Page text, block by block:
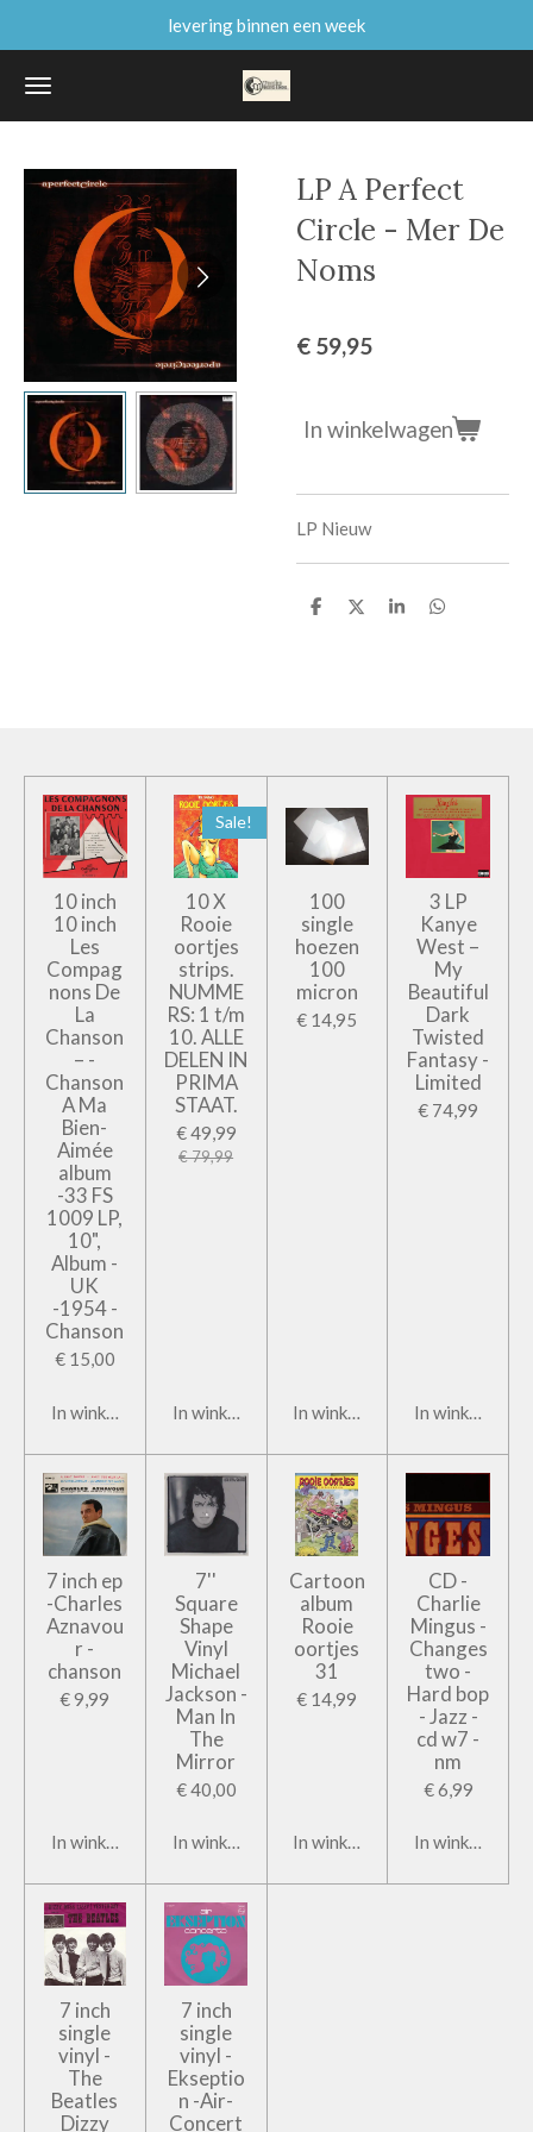
naar
de
levering binnen een week
LP A Perfect
Circle - Mer De
Noms
€ 59,95
In winkelwagen
LP Nieuw
D
D
S
D
10 inch
10 inch
Les
Compag
nons De
La
Chanson
– -
Chanson
A Ma
Bien-
Aimée
album
-33 FS
1009 LP,
10",
Album -
UK
-1954 -
Chanson
€ 15,00
In winkelwagen
Sale!
10 X
Rooie
oortjes
strips.
NUMME
RS: 1 t/m
10. ALLE
DELEN IN
PRIMA
STAAT.
€ 49,99
€ 79,99
In winkelwagen
100
single
hoezen
100
micron
€ 14,95
In winkelwagen
3 LP
Kanye
West –
My
Beautiful
Dark
Twisted
Fantasy -
Limited
€ 74,99
In
7 inch ep
-Charles
Aznavou
r -
chanson
€ 9,99
In winkelwagen
7''
Square
Shape
Vinyl
Michael
Jackson -
Man In
The
Mirror
€ 40,00
In winkelwagen
Cartoon
album
Rooie
oortjes
31
€ 14,99
In winkelwagen
CD -
Charlie
Mingus -
Changes
two -
Hard bop
- Jazz -
cd w7 -
nm
€ 6,99
In
7 inch
single
vinyl -
The
Beatles
Dizzy
7 inch
single
vinyl -
Ekseptio
n -Air-
Concert